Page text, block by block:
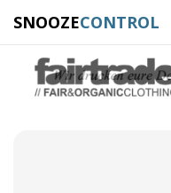
SNOOZECONTROL